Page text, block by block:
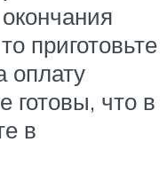
приготовьте
оплату
готовы, что в
в